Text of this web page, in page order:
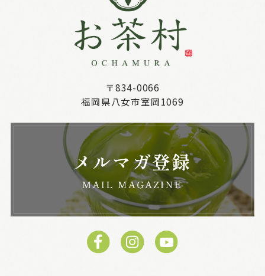
〒834-0066
福岡県八女市室岡1069